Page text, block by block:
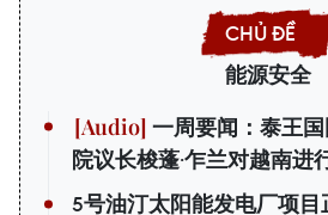
能源安全
一周要闻：泰王
院议长梭蓬·乍兰对越南进
5号油汀太阳能发电厂项目